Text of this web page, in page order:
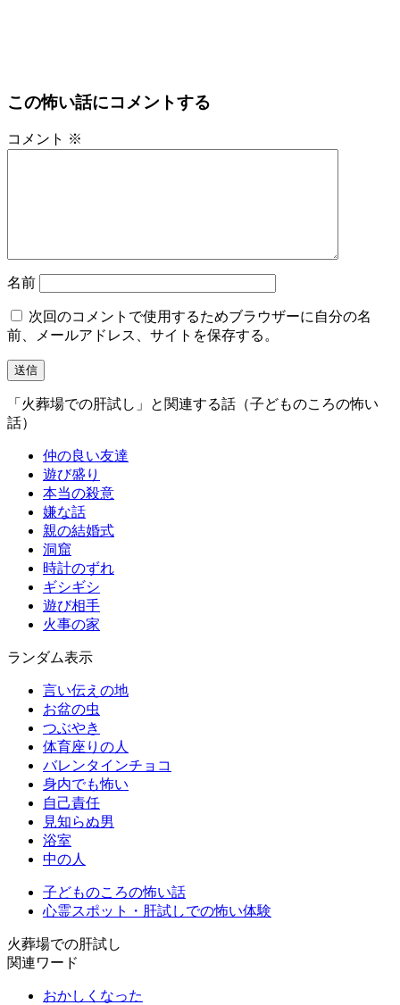
この怖い話にコメントする
コメント ※
名前
次回のコメントで使用するためブラウザーに自分の名
前、メールアドレス、サイトを保存する。
「火葬場での肝試し」と関連する話（子どものころの怖い
話）
仲の良い友達
遊び盛り
本当の殺意
嫌な話
親の結婚式
洞窟
時計のずれ
ギシギシ
遊び相手
火事の家
ランダム表示
言い伝えの地
お盆の虫
つぶやき
体育座りの人
バレンタインチョコ
身内でも怖い
自己責任
見知らぬ男
浴室
中の人
子どものころの怖い話
心霊スポット・肝試しでの怖い体験
火葬場での肝試し
関連ワード
おかしくなった